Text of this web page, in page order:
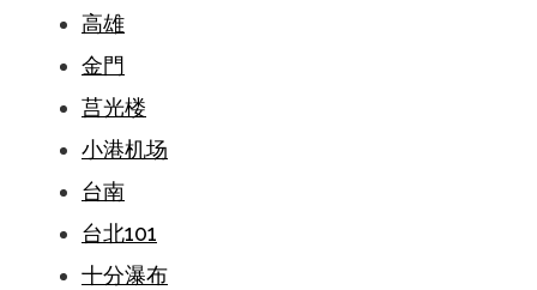
高雄
金門
莒光楼
小港机场
台南
台北101
十分瀑布